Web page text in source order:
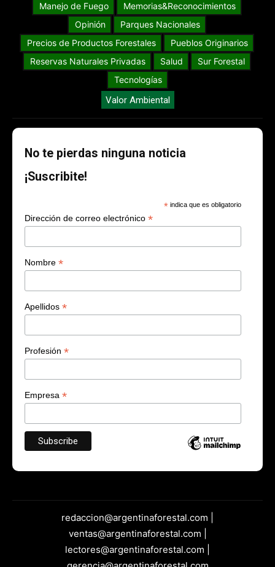
Manejo de Fuego
Memorias&Reconocimientos
Opinión
Parques Nacionales
Precios de Productos Forestales
Pueblos Originarios
Reservas Naturales Privadas
Salud
Sur Forestal
Tecnologías
Valor Ambiental
No te pierdas ninguna noticia
¡Suscribite!
* indica que es obligatorio
Dirección de correo electrónico *
Nombre *
Apellidos *
Profesión *
Empresa *
redaccion@argentinaforestal.com |
ventas@argentinaforestal.com |
lectores@argentinaforestal.com |